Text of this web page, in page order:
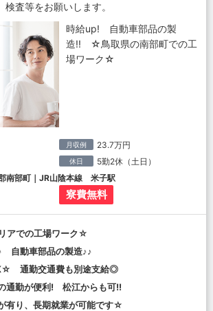
検査等をお願いします。
時給up! 自動車部品の製
造!! ☆鳥取県の南部町での工
場ワーク☆
月収例 23.7万円
休日 5勤2休（土日）
南部町｜JR山陰本線 米子駅
寮費無料
アでの工場ワーク☆
自動車部品の製造♪♪
通勤交通費も別途支給◎
通勤が便利! 松江からも可!!
有り、長期就業が可能です☆